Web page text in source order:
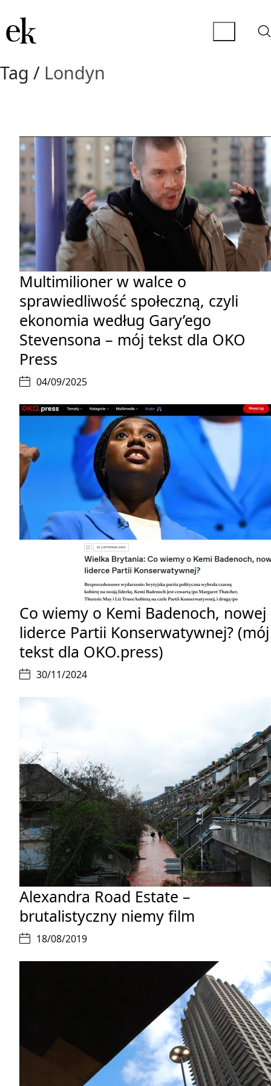
Tag / Londyn
Multimilioner w walce o
sprawiedliwość społeczną, czyli
ekonomia według Gary’ego
Stevensona – mój tekst dla OKO
Press
04/09/2025
Co wiemy o Kemi Badenoch, nowej
liderce Partii Konserwatywnej? (mój
tekst dla OKO.press)
30/11/2024
Alexandra Road Estate –
brutalistyczny niemy film
18/08/2019